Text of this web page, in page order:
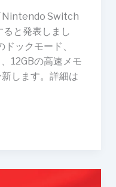
Nintendo Switch
と発表しまし
ックモード、
12GBの高速メモ
します。詳細は